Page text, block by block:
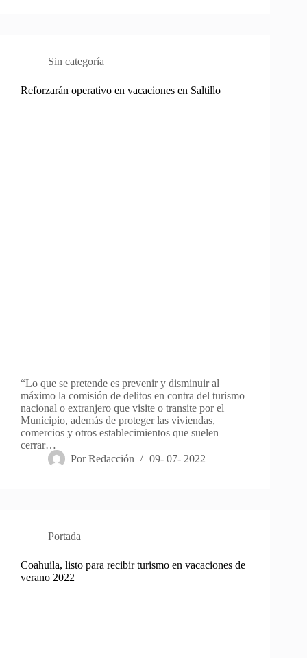
Sin categoría
Reforzarán operativo en vacaciones en Saltillo
“Lo que se pretende es prevenir y disminuir al
máximo la comisión de delitos en contra del turismo
nacional o extranjero que visite o transite por el
Municipio, además de proteger las viviendas,
comercios y otros establecimientos que suelen
cerrar…
Por Redacción 09- 07- 2022
Portada
Coahuila, listo para recibir turismo en vacaciones de
verano 2022